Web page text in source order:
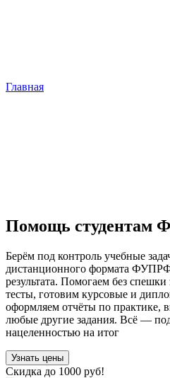
Главная
Помощь студентам
Берём под контроль учебные
дистанционного формата
результата. Помогаем без
тесты, готовим курсовые и
оформляем отчёты по практике,
любые другие задания. Всё —
нацеленностью на итог
Узнать цены
Скидка до 1000 руб!